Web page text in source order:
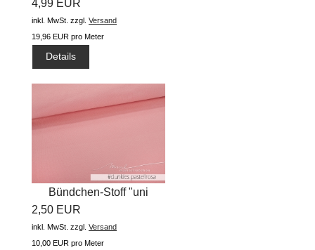
Liebling...
4,99 EUR
inkl. MwSt. zzgl. Versand
19,96 EUR pro Meter
Details
Bündchen-Stoff "uni
#dunkles...
2,50 EUR
inkl. MwSt. zzgl. Versand
10,00 EUR pro Meter